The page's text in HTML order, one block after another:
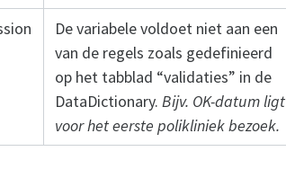
De variabele voldoet niet aan een
van de regels zoals gedefinieerd
op het tabblad “validaties” in de
DataDictionary.Bijv. OK-datum ligt
voor het eerste polikliniek bezoek.